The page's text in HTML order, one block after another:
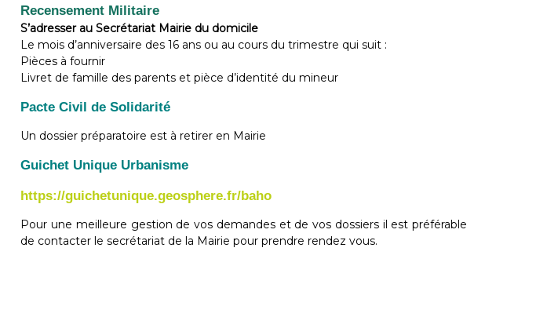
Recensement Militaire
S’adresser au Secrétariat Mairie du domicile
Le mois d’anniversaire des 16 ans ou au cours du trimestre qui suit :
Pièces à fournir
Livret de famille des parents et pièce d’identité du mineur
Pacte Civil de Solidarité
Un dossier préparatoire est à retirer en Mairie
Guichet Unique Urbanisme
https://guichetunique.geosphere.fr/baho
Pour une meilleure gestion de vos demandes et de vos dossiers il est préférable
de contacter le secrétariat de la Mairie pour prendre rendez vous.